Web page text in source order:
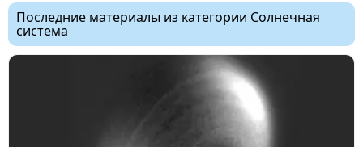
Последние материалы из категории Солнечная
система